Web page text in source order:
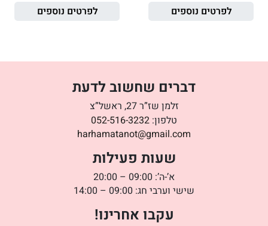
לפרטים נוספים
לפרטים נוספים
דברים שחשוב לדעת
זלמן שז”ר 27, ראשל”צ
טלפון: 052-516-3232
harhamatanot@gmail.com
שעות פעילות
א’-ה’: 09:00 – 20:00
שישי וערבי חג: 09:00 – 14:00
עקבו אחרינו!